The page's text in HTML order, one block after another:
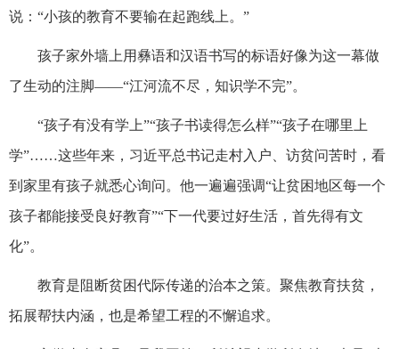
说：“小孩的教育不要输在起跑线上。”
孩子家外墙上用彝语和汉语书写的标语好像为这一幕做
了生动的注脚——“江河流不尽，知识学不完”。
“孩子有没有学上”“孩子书读得怎么样”“孩子在哪里上
学”……这些年来，习近平总书记走村入户、访贫问苦时，看
到家里有孩子就悉心询问。他一遍遍强调“让贫困地区每一个
孩子都能接受良好教育”“下一代要过好生活，首先得有文
化”。
教育是阻断贫困代际传递的治本之策。聚焦教育扶贫，
拓展帮扶内涵，也是希望工程的不懈追求。